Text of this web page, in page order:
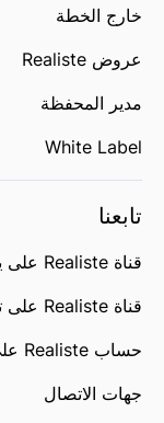
خارج الخطة
عروض Realiste
مدير المحفظة
White Label
تابعنا
قناة Realiste على يوتيوب
قناة Realiste على تليجرام
حساب Realiste على لينكدإن
جهات الاتصال